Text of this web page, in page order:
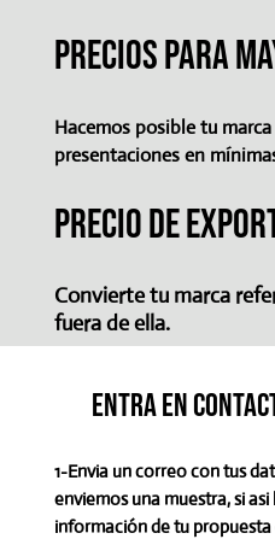
precios para
Hacemos posible tu
presentaciones en
Precio de
Convierte tu marca
fuera de ella.
entra en
1-Envia un correo con tus
enviemos una muestra, si
información de tu